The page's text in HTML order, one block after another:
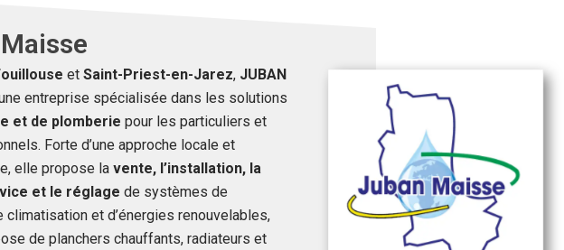
et Saint-Priest-en-Jarez, JUBAN
entreprise spécialisée dans les solutions
et de plomberie pour les particuliers et
Forte d’une approche locale et
elle propose la vente, l’installation, la
et le réglage de systèmes de
climatisation et d’énergies renouvelables,
de planchers chauffants, radiateurs et